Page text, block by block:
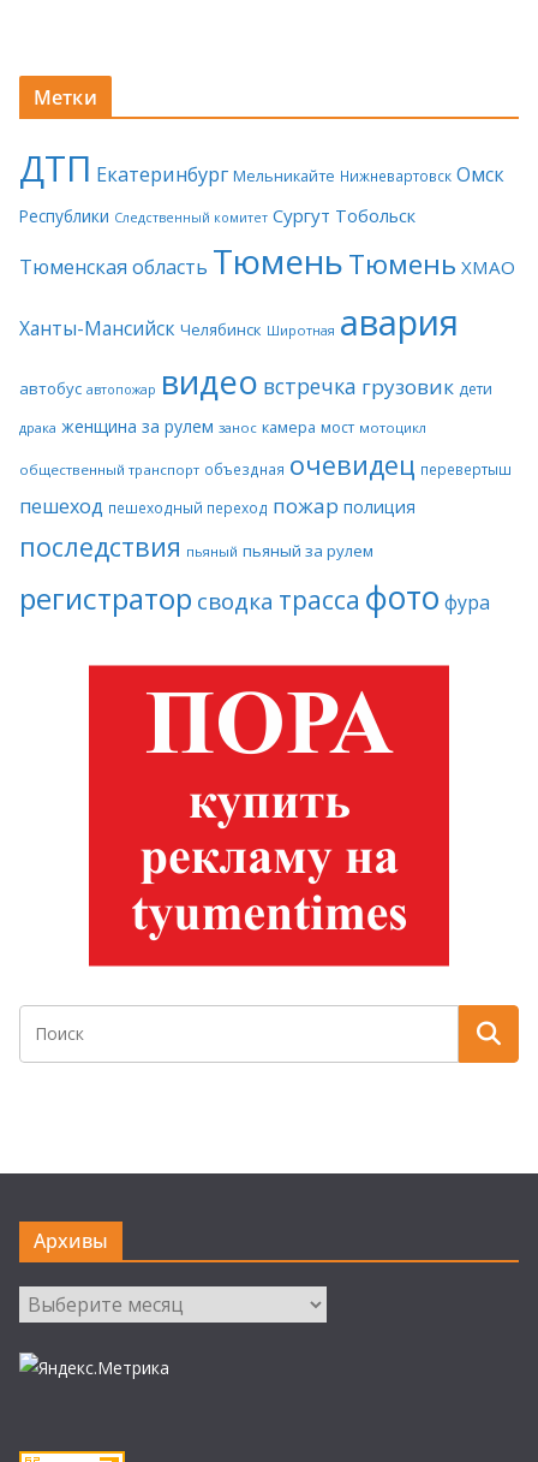
Метки
ДТП Екатеринбург Мельникайте Нижневартовск Омск
Республики Следственный комитет Сургут Тобольск
Тюменская область ТюменьТюмень ХМАО
Ханты-Мансийск Челябинск Широтная авария
автобус автопожар видео встречка грузовик дети
драка женщина за рулем занос камера мост мотоцикл
общественный транспорт объездная очевидец перевертыш
пешеход пешеходный переход пожар полиция
последствия пьяный пьяный за рулем
регистратор сводка трасса фото фура
Архивы
Архивы